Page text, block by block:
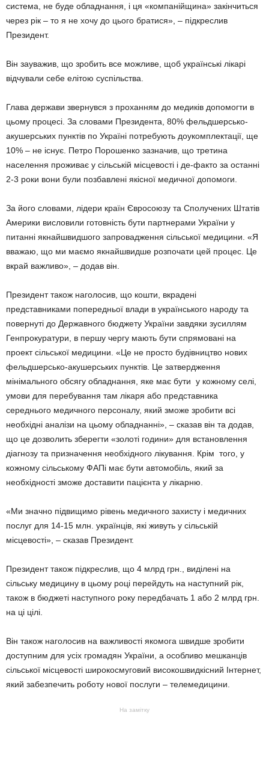
система, не буде обладнання, і ця «компанійщина» закінчиться
через рік – то я не хочу до цього братися», – підкреслив
Президент.
Він зауважив, що зробить все можливе, щоб українські лікарі
відчували себе елітою суспільства.
Глава держави звернувся з проханням до медиків допомогти в
цьому процесі. За словами Президента, 80% фельдшерсько-
акушерських пунктів по Україні потребують доукомплектації, ще
10% – не існує. Петро Порошенко зазначив, що третина
населення проживає у сільській місцевості і де-факто за останні
2-3 роки вони були позбавлені якісної медичної допомоги.
За його словами, лідери країн Євросоюзу та Сполучених Штатів
Америки висловили готовність бути партнерами України у
питанні якнайшвидшого запровадження сільської медицини. «Я
вважаю, що ми маємо якнайшвидше розпочати цей процес. Це
вкрай важливо», – додав він.
Президент також наголосив, що кошти, вкрадені
представниками попередньої влади в українського народу та
повернуті до Державного бюджету України завдяки зусиллям
Генпрокуратури, в першу чергу мають бути спрямовані на
проект сільської медицини. «Це не просто будівництво нових
фельдшерсько-акушерських пунктів. Це затвердження
мінімального обсягу обладнання, яке має бути у кожному селі,
умови для перебування там лікаря або представника
середнього медичного персоналу, який зможе зробити всі
необхідні аналізи на цьому обладнанні», – сказав він та додав,
що це дозволить зберегти «золоті години» для встановлення
діагнозу та призначення необхідного лікування. Крім того, у
кожному сільському ФАПі має бути автомобіль, який за
необхідності зможе доставити пацієнта у лікарню.
«Ми значно підвищимо рівень медичного захисту і медичних
послуг для 14-15 млн. українців, які живуть у сільській
місцевості», – сказав Президент.
Президент також підкреслив, що 4 млрд грн., виділені на
сільську медицину в цьому році перейдуть на наступний рік,
також в бюджеті наступного року передбачать 1 або 2 млрд грн.
на ці цілі.
Він також наголосив на важливості якомога швидше зробити
доступним для усіх громадян України, а особливо мешканців
сільської місцевості широкосмуговий високошвидкісний Інтернет,
який забезпечить роботу нової послуги – телемедицини.
На замітку